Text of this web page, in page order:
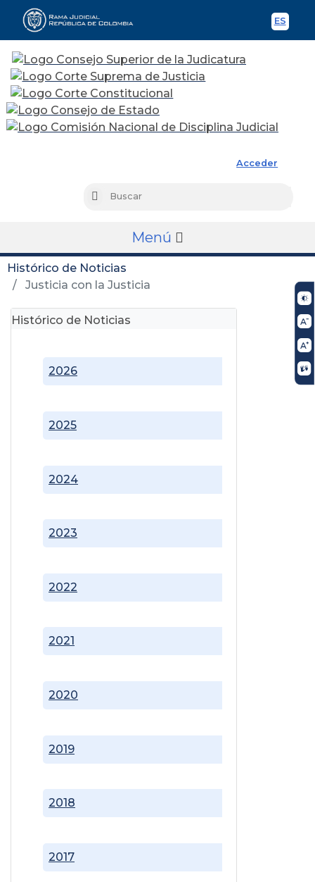
ES
Acceder
Buscar
Menú
Histórico de Noticias
Justicia con la Justicia
Histórico de Noticias
2017
2018
2019
2020
2021
2022
2023
2024
2025
2026